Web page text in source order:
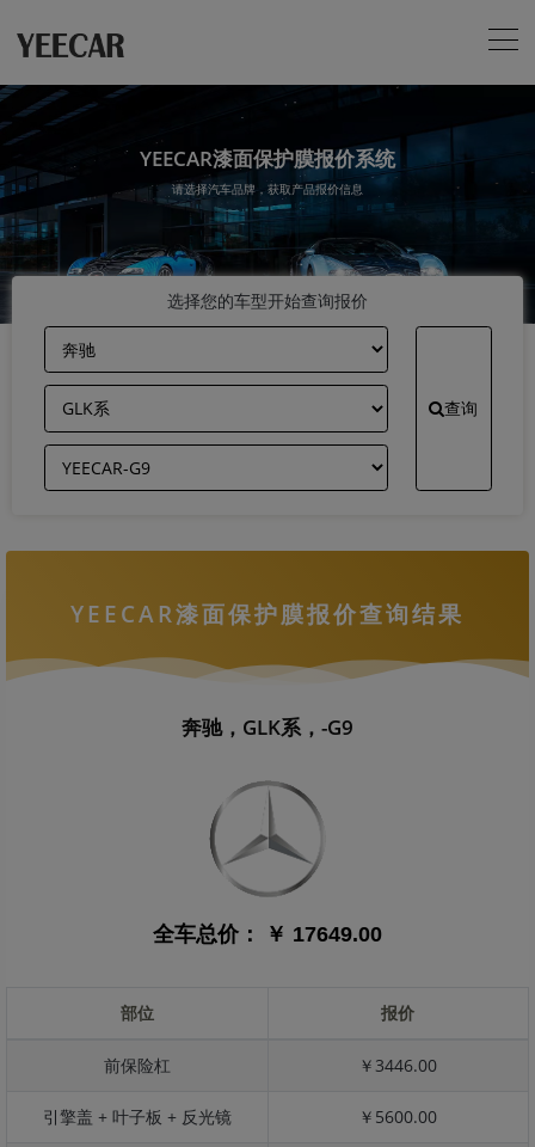
YEECAR漆面保护膜报价系统
请选择汽车品牌，获取产品报价信息
选择您的车型开始查询报价
查询
YEECAR漆面保护膜报价查询结果
奔驰，GLK系，-G9
全车总价： ￥ 17649.00
部位 报价
前保险杠 ￥3446.00
引擎盖 + 叶子板 + 反光镜 ￥5600.00